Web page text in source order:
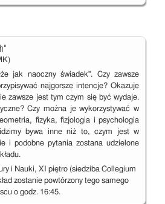
jak naoczny świadek". Czy zawsze
najgorsze intencje? Okazuje
zawsze jest tym czym się być wydaje.
Czy można je wykorzystywać w
fizyka, fizjologia i psychologia
bywa inne niż to, czym jest w
i podobne pytania zostana udzielone
i Nauki, XI piętro (siedziba Collegium
zostanie powtórzony tego samego
o godz. 16:45.